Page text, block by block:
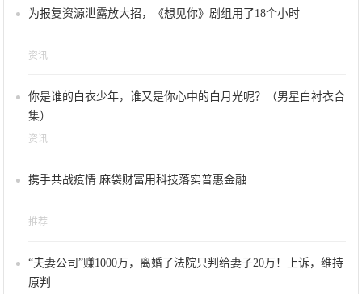
为报复资源泄露放大招，《想见你》剧组用了18个小时
资讯
你是谁的白衣少年，谁又是你心中的白月光呢？（男星白衬衣合
集）
资讯
携手共战疫情 麻袋财富用科技落实普惠金融
推荐
“夫妻公司”赚1000万，离婚了法院只判给妻子20万！上诉，维持
原判